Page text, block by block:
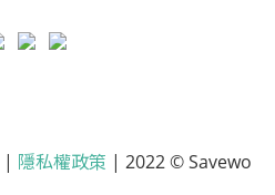
| 隱私權政策 | 2022 © Savewo